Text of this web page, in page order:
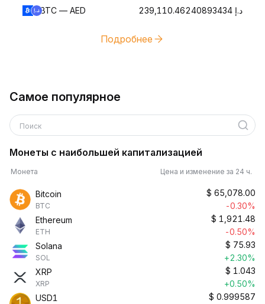
BTC — AED د.إ 239,110.46240893434
Подробнее
Самое популярное
Поиск
Монеты с наибольшей капитализацией
Монета Цена и изменение за 24 ч.
Bitcoin
BTC
$ 65,078.00
-0.30%
Ethereum
ETH
$ 1,921.48
-0.50%
Solana
SOL
$ 75.93
+2.30%
XRP
XRP
$ 1.043
+0.50%
USD1
$ 0.999587